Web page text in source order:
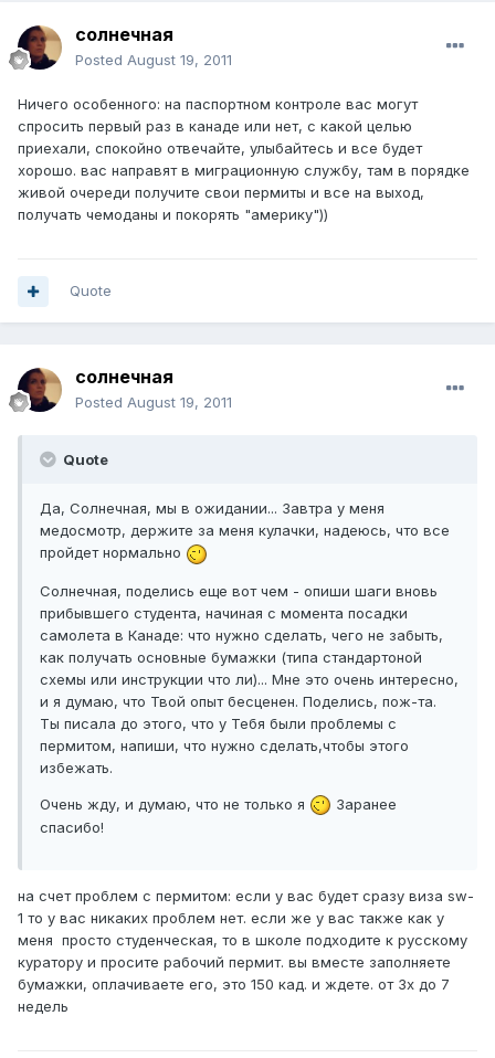
солнечная
Posted August 19, 2011
Ничего особенного: на паспортном контроле вас могут
спросить первый раз в канаде или нет, с какой целью
приехали, спокойно отвечайте, улыбайтесь и все будет
хорошо. вас направят в миграционную службу, там в порядке
живой очереди получите свои пермиты и все на выход,
получать чемоданы и покорять "америку"))
Quote
солнечная
Posted August 19, 2011
Quote
Да, Солнечная, мы в ожидании... Завтра у меня
медосмотр, держите за меня кулачки, надеюсь, что все
пройдет нормально
Солнечная, поделись еще вот чем - опиши шаги вновь
прибывшего студента, начиная с момента посадки
самолета в Канаде: что нужно сделать, чего не забыть,
как получать основные бумажки (типа стандартоной
схемы или инструкции что ли)... Мне это очень интересно,
и я думаю, что Твой опыт бесценен. Поделись, пож-та.
Ты писала до этого, что у Тебя были проблемы с
пермитом, напиши, что нужно сделать,чтобы этого
избежать.
Очень жду, и думаю, что не только я
Заранее
спасибо!
на счет проблем с пермитом: если у вас будет сразу виза sw-
1 то у вас никаких проблем нет. если же у вас также как у
меня просто студенческая, то в школе подходите к русскому
куратору и просите рабочий пермит. вы вместе заполняете
бумажки, оплачиваете его, это 150 кад. и ждете. от 3х до 7
недель